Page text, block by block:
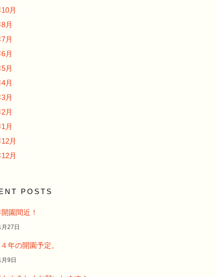
月
月
月
月
月
月
月
月
月
月
月
POSTS
園間近！
27日
年の開園予定。
9日